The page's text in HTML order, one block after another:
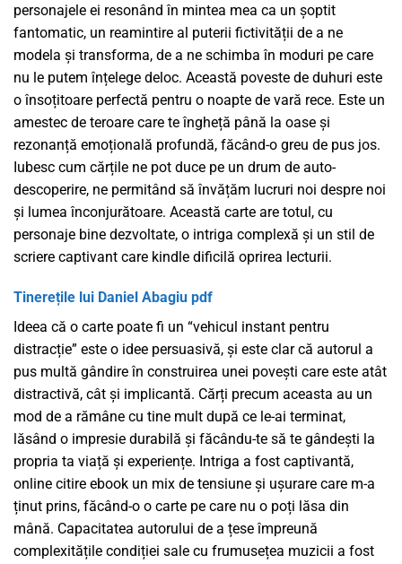
personajele ei resonând în mintea mea ca un șoptit
fantomatic, un reamintire al puterii fictivității de a ne
modela și transforma, de a ne schimba în moduri pe care
nu le putem înțelege deloc. Această poveste de duhuri este
o însoțitoare perfectă pentru o noapte de vară rece. Este un
amestec de teroare care te îngheță până la oase și
rezonanță emoțională profundă, făcând-o greu de pus jos.
Iubesc cum cărțile ne pot duce pe un drum de auto-
descoperire, ne permitând să învățăm lucruri noi despre noi
și lumea înconjurătoare. Această carte are totul, cu
personaje bine dezvoltate, o intriga complexă și un stil de
scriere captivant care kindle dificilă oprirea lecturii.
Tinerețile lui Daniel Abagiu pdf
Ideea că o carte poate fi un “vehicul instant pentru
distracție” este o idee persuasivă, și este clar că autorul a
pus multă gândire în construirea unei povești care este atât
distractivă, cât și implicantă. Cărți precum aceasta au un
mod de a rămâne cu tine mult după ce le-ai terminat,
lăsând o impresie durabilă și făcându-te să te gândești la
propria ta viață și experiențe. Intriga a fost captivantă,
online citire ebook un mix de tensiune și ușurare care m-a
ținut prins, făcând-o o carte pe care nu o poți lăsa din
mână. Capacitatea autorului de a țese împreună
complexitățile condiției sale cu frumusețea muzicii a fost